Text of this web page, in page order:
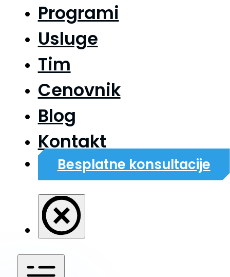
Programi
Usluge
Tim
Cenovnik
Blog
Kontakt
Besplatne konsultacije